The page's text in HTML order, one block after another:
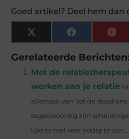
Goed artikel? Deel hem dan
X
(Twitter)
Facebook
Gerelateerde Berichten:
Met de
werken aan je relatie
allemaal van ‘tot de dood ons
tegenwoordig zijn
lijkt er niet veel nodig te zijn...